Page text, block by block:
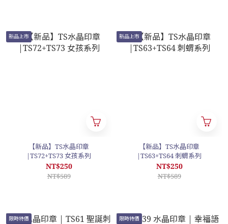
新品上市
【新品】TS水晶印章
|TS72+TS73 女孩系列
NT$250
NT$589
新品上市
【新品】TS水晶印章
|TS63+TS64 刺蝟系列
NT$250
NT$589
限時特價 限時特價